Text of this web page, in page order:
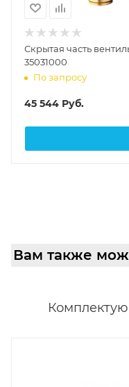
Скрытая часть
35031000
По запросу
45 544 Руб.
Вам также